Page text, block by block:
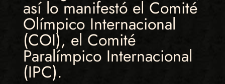
así lo manifestó el Comité
Olímpico Internacional
(COI), el Comité
Paralímpico Internacional
(IPC).